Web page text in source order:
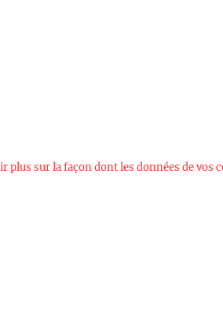
plus sur la façon dont les données de vos